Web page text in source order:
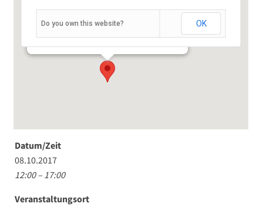
Mainfrankenpark 16 (ggü. dem 3 D Kino) -
Dettelbach
Veranstaltungen
Do you own this website? OK
Datum/Zeit
08.10.2017
12:00 – 17:00
Veranstaltungsort